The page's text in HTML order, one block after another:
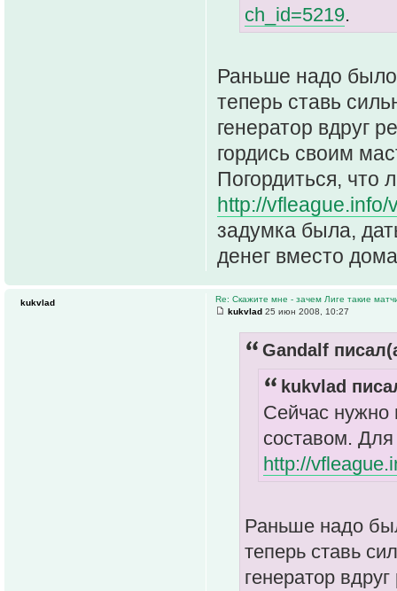
ch_id=5219.
Раньше надо было
теперь ставь
генератор вдруг
гордись своим
Погордиться, что
http://
задумка была,
денег вместо
Re: Скажите мне - зачем Лиге такие
kukvlad 25 июн 2008, 10:27
Gandalf
kukvlad
Сейчас нужно
составом.
http://
Раньше надо
теперь ставь
генератор
kukvlad